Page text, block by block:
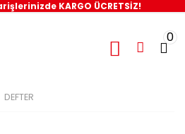
KARGO ÜCRETSİZ!
0
DEFTER